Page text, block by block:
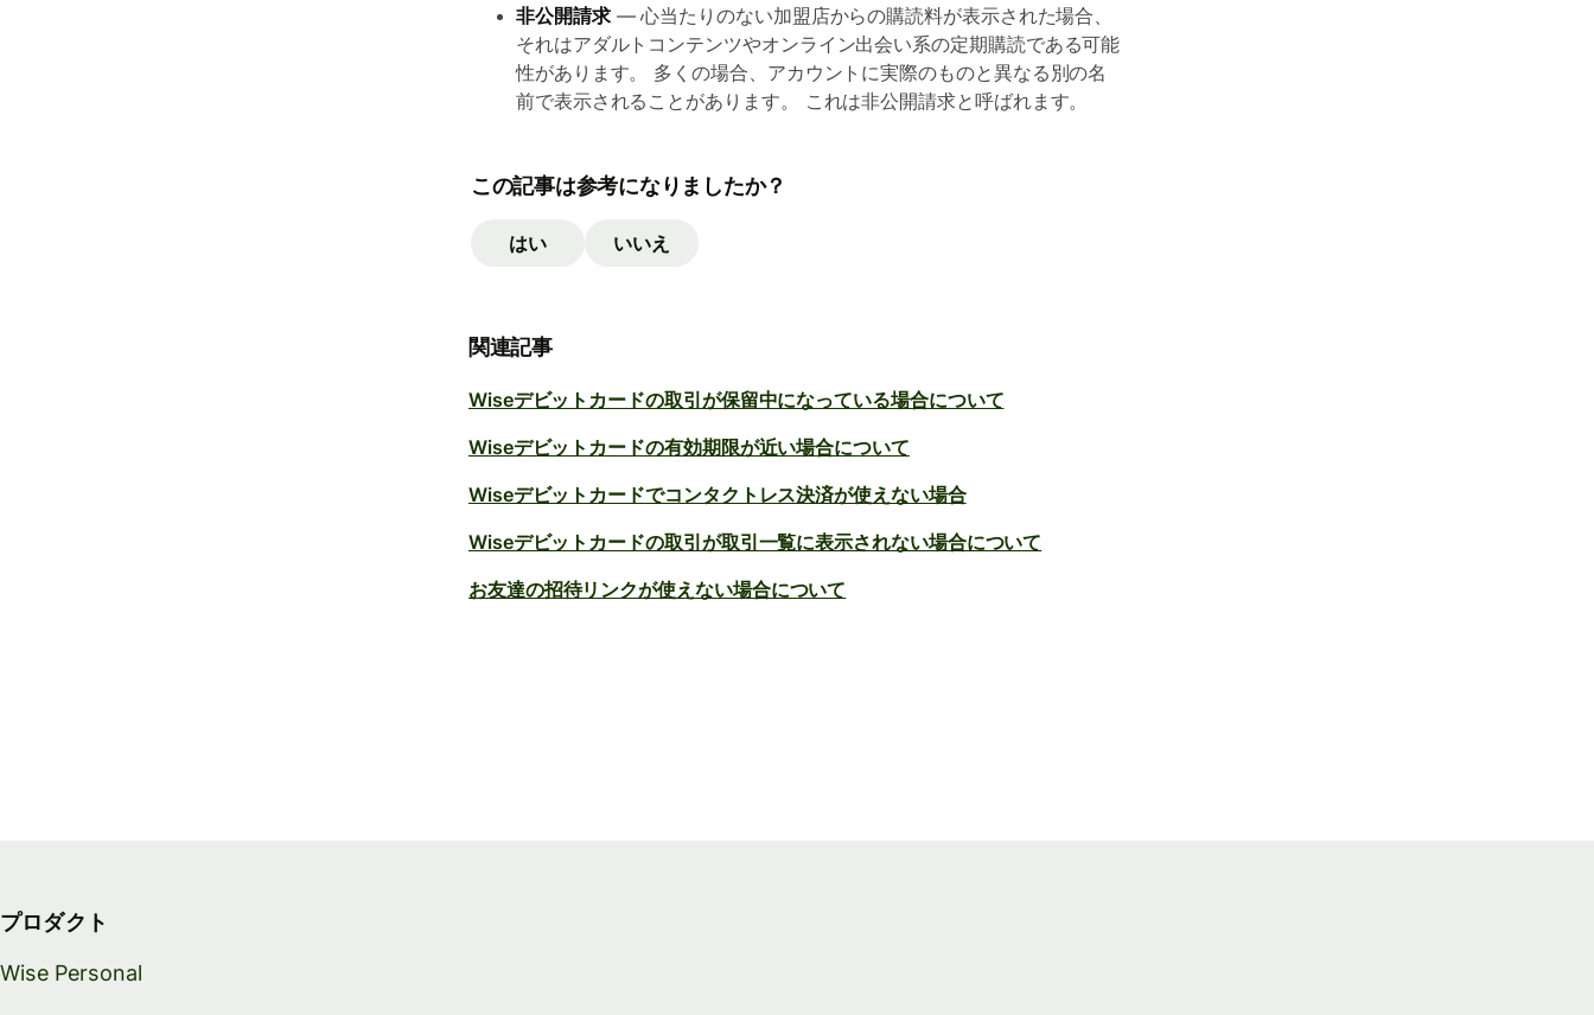
非公開請求— 心当たりのない加盟店からの購読料が表示された場合、
それはアダルトコンテンツやオンライン出会い系の定期購読である可能
性があります。 多くの場合、アカウントに実際のものと異なる別の名
前で表示されることがあります。 これは非公開請求と呼ばれます。
この記事は参考になりましたか？
はい いいえ
関連記事
Wiseデビットカードの取引が保留中になっている場合について
Wiseデビットカードの有効期限が近い場合について
Wiseデビットカードでコンタクトレス決済が使えない場合
Wiseデビットカードの取引が取引一覧に表示されない場合について
お友達の招待リンクが使えない場合について
プロダクト
Wise Personal